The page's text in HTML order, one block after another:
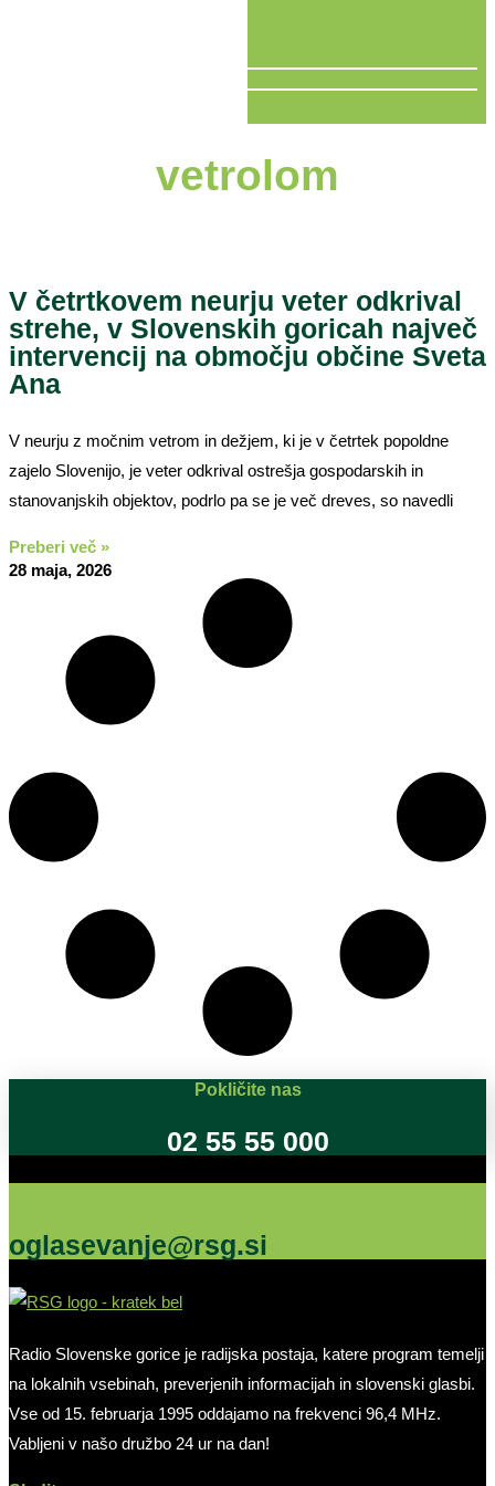
vetrolom
V četrtkovem neurju veter odkrival
strehe, v Slovenskih goricah največ
intervencij na območju občine Sveta
Ana
V neurju z močnim vetrom in dežjem, ki je v četrtek popoldne
zajelo Slovenijo, je veter odkrival ostrešja gospodarskih in
stanovanjskih objektov, podrlo pa se je več dreves, so navedli
Preberi več »
28 maja, 2026
Pokličite nas
02 55 55 000
oglasevanje@rsg.si
Radio Slovenske gorice je radijska postaja, katere program temelji
na lokalnih vsebinah, preverjenih informacijah in slovenski glasbi.
Vse od 15. februarja 1995 oddajamo na frekvenci 96,4 MHz.
Vabljeni v našo družbo 24 ur na dan!